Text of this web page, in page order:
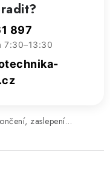
zaslepení…
897
7:30–13:30